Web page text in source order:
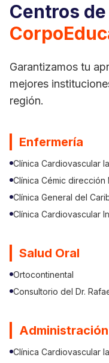
Centros
Garantizamos tu
mejores
región.
Enfermería
Clínica Cardiovascular
Clínica Cémic dirección
Clínica General del
Clínica Cardiovascular
Salud Oral
Ortocontinental
Consultorio del Dr.
Clínica Cardiovascular